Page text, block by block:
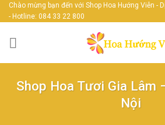
Skip
to
content
Chào mừng bạn đến với Shop Hoa Hướng Viễn -
- Hotline: 084 33 22 800
Shop Hoa Tươi Gia Lâm
Nội